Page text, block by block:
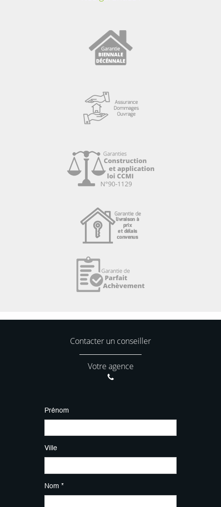
Contacter un conseiller
Votre agence
Prénom
Ville
Nom *